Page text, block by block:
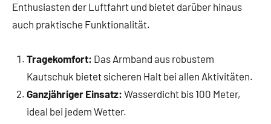
Enthusiasten der Luftfahrt und bietet darüber hinaus
auch praktische Funktionalität.
Tragekomfort: Das Armband aus robustem
Kautschuk bietet sicheren Halt bei allen Aktivitäten.
Ganzjähriger Einsatz: Wasserdicht bis 100 Meter,
ideal bei jedem Wetter.